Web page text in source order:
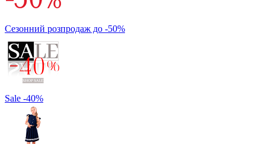
Сезонний розпродаж до -50%
Sale -40%